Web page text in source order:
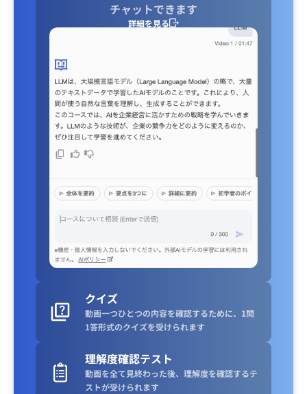
チャットできます
詳細を見る
クイズ
動画一つひとつの内容を確認するために、1問
1答形式のクイズを受けられます
理解度確認テスト
動画を全て見終わった後、理解度を確認するテ
ストが受けられます